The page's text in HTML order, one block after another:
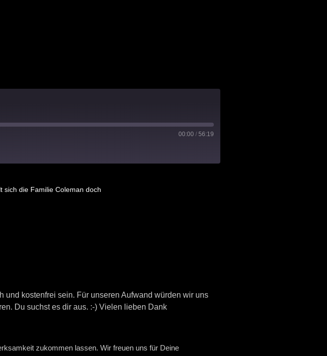
00:00 / 56:19
die Familie Coleman doch
kostenfrei sein. Für unseren Aufwand würden wir uns
Du suchst es dir aus. :-) Vielen lieben Dank
zukommen lassen. Wir freuen uns für Deine